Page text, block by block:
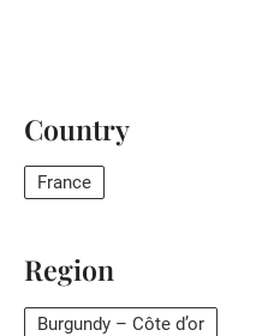
Country
France
Region
Burgundy – Côte d’or